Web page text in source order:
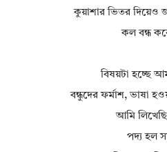
কুয়াশার ভিতর দিয়েও
কল বন্ধ
বিষয়টা হচ্ছে
বন্ধুদের ফর্মাশ, ভাষা
আমি লিখেছি
পদ্য হল